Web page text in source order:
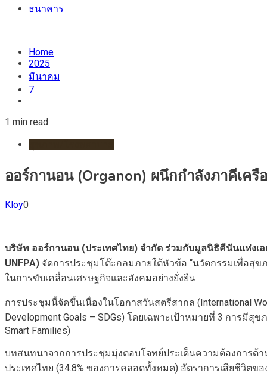
ธนาคาร
Home
2025
มีนาคม
7
1 min read
ออร์กานอน (Organon) ผนึกกำลังภาคีเค
Kloy0
บริษัท ออร์กานอน (ประเทศไทย) จำกัด ร่วมกับมูลนิธิคีนันแห่งเ
UNFPA) จัดการประชุมโต๊ะกลมภายใต้หัวข้อ “นวัตกรรมเพื่อสุ
ในการขับเคลื่อนเศรษฐกิจและสังคมอย่างยั่งยืน
การประชุมนี้จัดขึ้นเนื่องในโอกาสวันสตรีสากล (International
Development Goals – SDGs) โดยเฉพาะเป้าหมายที่ 3 การมี
Smart Families)
บทสนทนาจากการประชุมมุ่งตอบโจทย์ประเด็นความต้องการด้
ประเทศไทย (34.8% ของการคลอดทั้งหมด) อัตราการเสียชีวิตข